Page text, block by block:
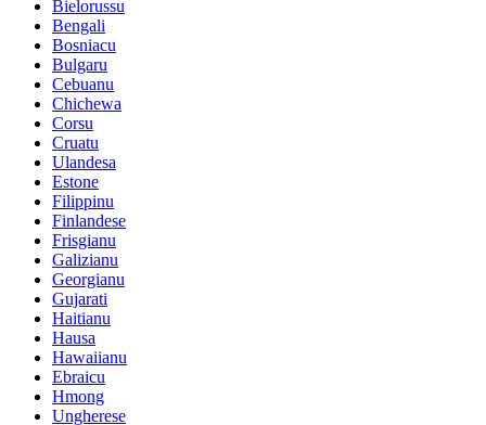
Bielorussu
Bengali
Bosniacu
Bulgaru
Cebuanu
Chichewa
Corsu
Cruatu
Ulandesa
Estone
Filippinu
Finlandese
Frisgianu
Galizianu
Georgianu
Gujarati
Haitianu
Hausa
Hawaiianu
Ebraicu
Hmong
Ungherese